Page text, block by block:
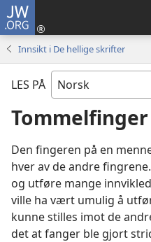
JW.ORG
Innsikt i De hellige skrifter
LES PÅ
Tommelfinger
Den fingeren på en
hver av de andre
og utføre mange
ville ha vært umulig å
kunne stilles imot de
det at fanger ble gjort